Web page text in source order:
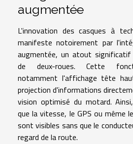
augmentée
L'innovation des casques à
manifeste notoirement par
augmentée, un atout significatif
de deux-roues. Cette
notamment l'affichage tête
projection d'informations
vision optimisé du motard.
que la vitesse, le GPS ou même
sont visibles sans que le
regard de la route.